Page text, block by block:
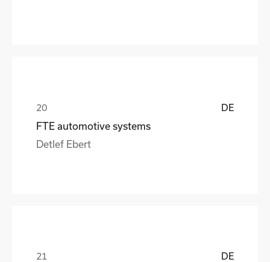
DE
FTE automotive systems
Detlef Ebert
DE